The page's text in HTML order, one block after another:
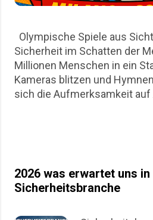
Olympische Spiele aus
Sicherheit im Schatten der
Millionen Menschen in ein
Kameras blitzen und
sich die Aufmerksamkeit auf
beginnt die eigentliche
dem ersten Startschuss.
Großereignis, sondern auch
Puzzle aus Risikoanalysen,
2026 was erwartet uns in
Sicherheitsbranche